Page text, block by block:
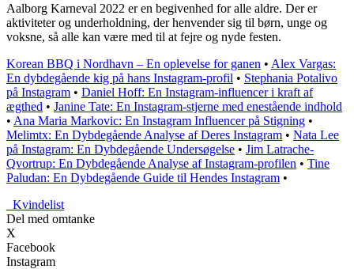
Aalborg Karneval 2022 er en begivenhed for alle aldre. Der er
aktiviteter og underholdning, der henvender sig til børn, unge og
voksne, så alle kan være med til at fejre og nyde festen.
Korean BBQ i Nordhavn – En oplevelse for ganen • Alex Vargas:
En dybdegående kig på hans Instagram-profil • Stephania Potalivo
på Instagram • Daniel Hoff: En Instagram-influencer i kraft af
ægthed • Janine Tate: En Instagram-stjerne med enestående indhold
• Ana Maria Markovic: En Instagram Influencer på Stigning •
Melimtx: En Dybdegående Analyse af Deres Instagram • Nata Lee
på Instagram: En Dybdegående Undersøgelse • Jim Latrache-
Qvortrup: En Dybdegående Analyse af Instagram-profilen • Tine
Paludan: En Dybdegående Guide til Hendes Instagram •
Kvindelist
Del med omtanke
X
Facebook
Instagram